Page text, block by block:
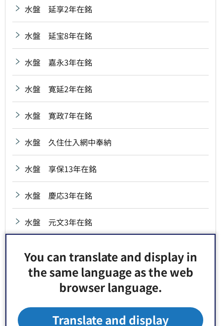
You can translate and display in
the same language as the web
browser language.
Translate and display
水盤 延享2年在銘
水盤 延宝8年在銘
水盤 嘉永3年在銘
水盤 寛延2年在銘
水盤 寛政7年在銘
水盤 久住仕入網中奉納
水盤 享保13年在銘
水盤 慶応3年在銘
水盤 元文3年在銘
水盤 弘化2年在銘